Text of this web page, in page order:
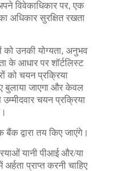
विवेकाधिकार पर, एक
अधिकार सुरक्षित रखता
को उनकी योग्यता, अनुभव
के आधार पर शॉर्टलिस्ट
को चयन प्रक्रिया
बुलाया जाएगा और केवल
चयन प्रक्रिया
द्वारा तय किए जाएंगे।
यानी पीआई और/या
प्राप्त करनी चाहिए